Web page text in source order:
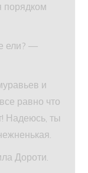
ели? —
и
равно что
Надеюсь, ты
Дороти.